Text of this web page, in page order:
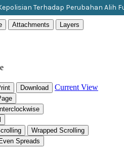
Terhadap Perubahan Alih